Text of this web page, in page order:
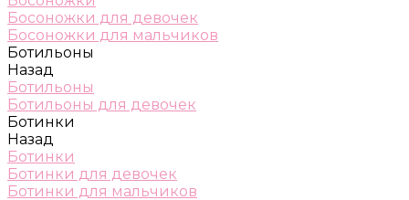
Босоножки для девочек
Босоножки для мальчиков
Ботильоны
Назад
Ботильоны
Ботильоны для девочек
Ботинки
Назад
Ботинки
Ботинки для девочек
Ботинки для мальчиков